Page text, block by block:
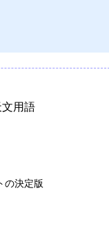
用語
の決定版